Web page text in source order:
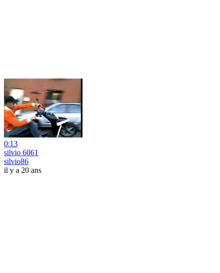
0:13
silvio 6061
silvio86
il y a 20 ans